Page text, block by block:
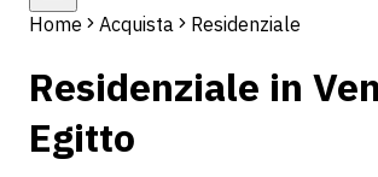
Home Acquista Residenziale
Residenziale in
Egitto